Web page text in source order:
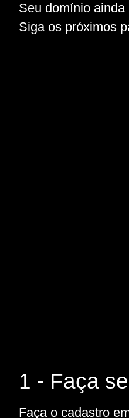
Seu domínio
Siga os próximos
1 - Faça
Faça o cadastro